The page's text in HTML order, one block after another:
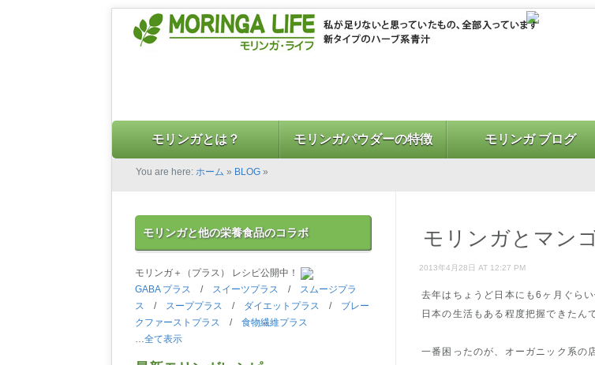
モリンガとは？ モリンガパウダーの特徴 モリンガ ブログ
You are here: ホーム » BLOG »
モリンガとマン
2013年4月28日 AT 12:27 PM
去年はちょうど日本にも6ヶ月ぐら
日本の生活もある程度把握できたん
一番困ったのが、オーガニック系の
モリンガと他の栄養食品のコラボ
モリンガ＋（プラス） レシピ公開中！
GABA プラス / スイーツプラス / スムージプラ
ス / スーププラス / ダイエットプラス / ブレー
クファーストプラス / 食物繊維プラス
…全て表示